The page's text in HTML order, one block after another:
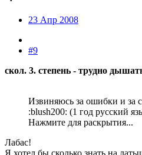
23 Апр 2008
#9
скол. 3. степень - трудно
Извиняюсь за ошибки и за
:blush200: (1 год русский
Нажмите для раскрытия...
Лабас!